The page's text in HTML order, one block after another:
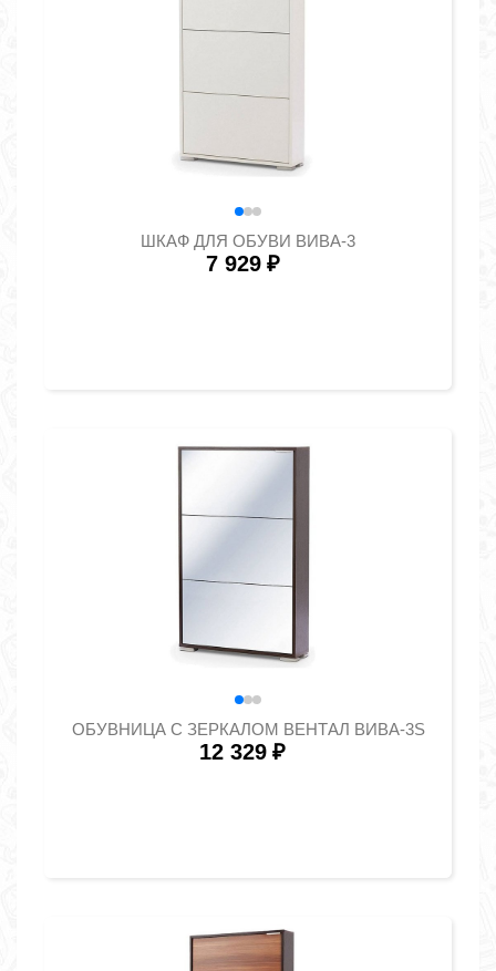
ШКАФ ДЛЯ ОБУВИ ВИВА-3
7 929 ₽
ОБУВНИЦА С ЗЕРКАЛОМ ВЕНТАЛ ВИВА-3S
12 329 ₽